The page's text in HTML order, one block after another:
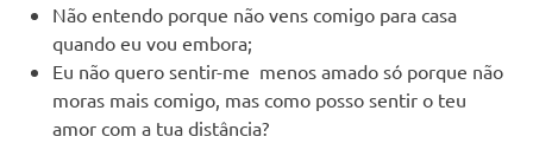
Não entendo porque não vens comigo para casa
quando eu vou embora;
Eu não quero sentir-me menos amado só porque não
moras mais comigo, mas como posso sentir o teu
amor com a tua distância?